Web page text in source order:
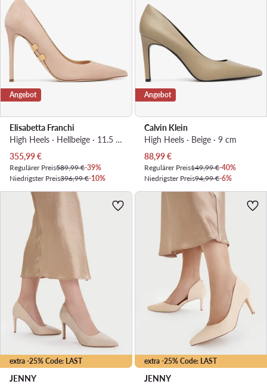
Angebot
Elisabetta Franchi
High Heels · Hellbeige · 11.5 cm
Aktueller Preis
355,99€
Regulärer Preis589,99 €-39%
Niedrigster Preis396,99 €-10%
Angebot
Calvin Klein
High Heels · Beige · 9 cm
Aktueller Preis
88,99€
Regulärer Preis149,99 €-40%
Niedrigster Preis94,99 €-6%
extra -25% Code: LAST
JENNY
extra -25% Code: LAST
JENNY